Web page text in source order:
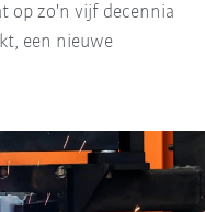
op zo'n vijf decennia
een nieuwe